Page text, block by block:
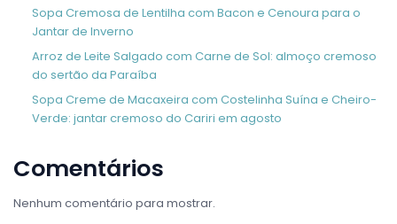
Sopa Cremosa de Lentilha com Bacon e Cenoura para o
Jantar de Inverno
Arroz de Leite Salgado com Carne de Sol: almoço cremoso
do sertão da Paraíba
Sopa Creme de Macaxeira com Costelinha Suína e Cheiro-
Verde: jantar cremoso do Cariri em agosto
Comentários
Nenhum comentário para mostrar.